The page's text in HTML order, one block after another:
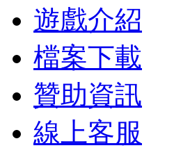
遊戲介紹
檔案下載
贊助資訊
線上客服